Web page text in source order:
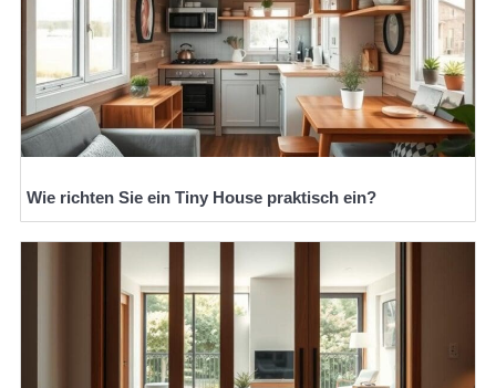
Wie richten Sie ein Tiny House praktisch ein?